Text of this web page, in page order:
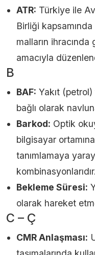
ATR: Türkiye ile
Birliği
malların
amacıyla
B
BAF: Yakıt
bağlı olarak
Barkod: Optik
bilgisayar
tanımlamaya
kombinasyonlarıdır.
Bekleme Süresi:
olarak hareket
C – Ç
CMR Anlaşması: